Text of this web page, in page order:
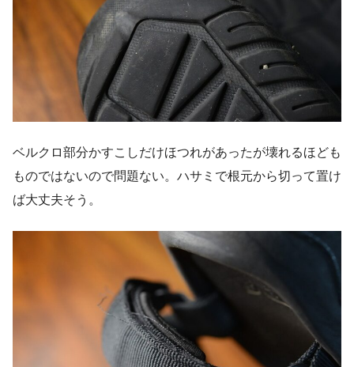
ベルクロ部分かすこしだけほつれがあったが壊れるほども
ものではないので問題ない。ハサミで根元から切って置け
ば大丈夫そう。